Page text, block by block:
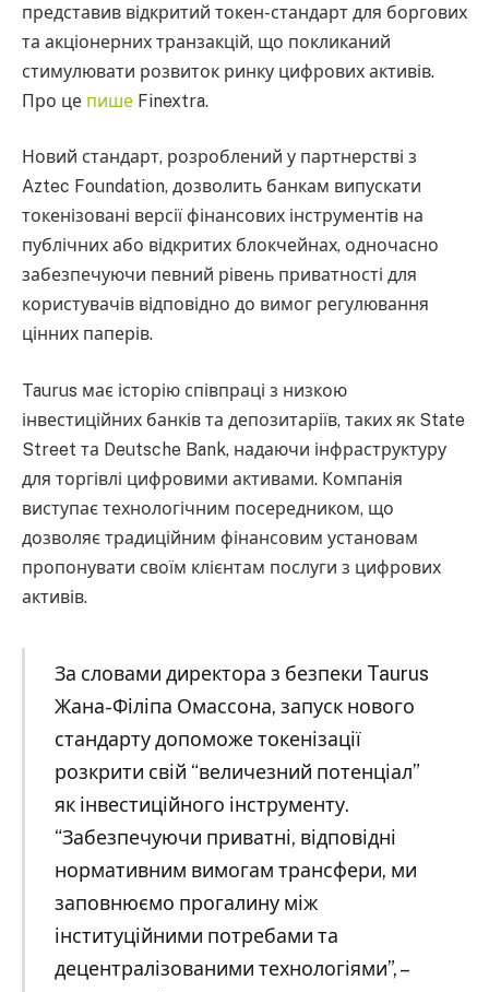
представив відкритий токен-стандарт для боргових
та акціонерних транзакцій, що покликаний
стимулювати розвиток ринку цифрових активів.
Про це пише Finextra.
Новий стандарт, розроблений у партнерстві з
Aztec Foundation, дозволить банкам випускати
токенізовані версії фінансових інструментів на
публічних або відкритих блокчейнах, одночасно
забезпечуючи певний рівень приватності для
користувачів відповідно до вимог регулювання
цінних паперів.
Taurus має історію співпраці з низкою
інвестиційних банків та депозитаріїв, таких як State
Street та Deutsche Bank, надаючи інфраструктуру
для торгівлі цифровими активами. Компанія
виступає технологічним посередником, що
дозволяє традиційним фінансовим установам
пропонувати своїм клієнтам послуги з цифрових
активів.
За словами директора з безпеки Taurus
Жана-Філіпа Омассона, запуск нового
стандарту допоможе токенізації
розкрити свій “величезний потенціал”
як інвестиційного інструменту.
“Забезпечуючи приватні, відповідні
нормативним вимогам трансфери, ми
заповнюємо прогалину між
інституційними потребами та
децентралізованими технологіями”, –